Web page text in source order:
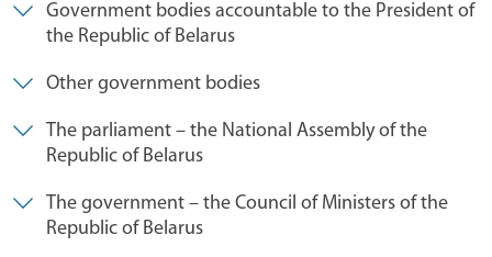
Government bodies accountable to the President of
the Republic of Belarus
Other government bodies
The parliament – the National Assembly of the
Republic of Belarus
The government – the Council of Ministers of the
Republic of Belarus